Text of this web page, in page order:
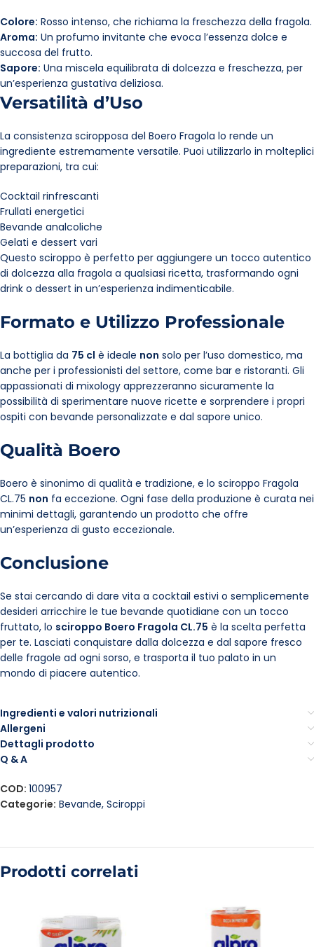
Colore: Rosso intenso, che richiama la freschezza della fragola.
Aroma: Un profumo invitante che evoca l’essenza dolce e
succosa del frutto.
Sapore: Una miscela equilibrata di dolcezza e freschezza, per
un’esperienza gustativa deliziosa.
Versatilità d’Uso
La consistenza sciropposa del Boero Fragola lo rende un
ingrediente estremamente versatile. Puoi utilizzarlo in molteplici
preparazioni, tra cui:
Cocktail rinfrescanti
Frullati energetici
Bevande analcoliche
Gelati e dessert vari
Questo sciroppo è perfetto per aggiungere un tocco autentico
di dolcezza alla fragola a qualsiasi ricetta, trasformando ogni
drink o dessert in un’esperienza indimenticabile.
Formato e Utilizzo Professionale
La bottiglia da 75 cl è ideale non solo per l’uso domestico, ma
anche per i professionisti del settore, come bar e ristoranti. Gli
appassionati di mixology apprezzeranno sicuramente la
possibilità di sperimentare nuove ricette e sorprendere i propri
ospiti con bevande personalizzate e dal sapore unico.
Qualità Boero
Boero è sinonimo di qualità e tradizione, e lo sciroppo Fragola
CL.75 non fa eccezione. Ogni fase della produzione è curata nei
minimi dettagli, garantendo un prodotto che offre
un’esperienza di gusto eccezionale.
Conclusione
Se stai cercando di dare vita a cocktail estivi o semplicemente
desideri arricchire le tue bevande quotidiane con un tocco
fruttato, lo sciroppo Boero Fragola CL.75 è la scelta perfetta
per te. Lasciati conquistare dalla dolcezza e dal sapore fresco
delle fragole ad ogni sorso, e trasporta il tuo palato in un
mondo di piacere autentico.
Ingredienti e valori nutrizionali
Allergeni
Dettagli prodotto
Q & A
COD: 100957
Categorie: Bevande, Sciroppi
Prodotti correlati